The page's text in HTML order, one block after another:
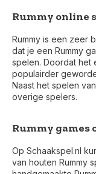
Rummy online
Rummy is een zeer
dat je een Rummy
spelen. Doordat het
populairder
Naast het spelen
overige spelers.
Rummy games
Op Schaakspel.nl
van houten Rummy